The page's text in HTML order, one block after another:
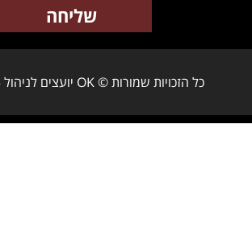
כל הזכויות שמורות © OK יועצים לניהול 2009-2025